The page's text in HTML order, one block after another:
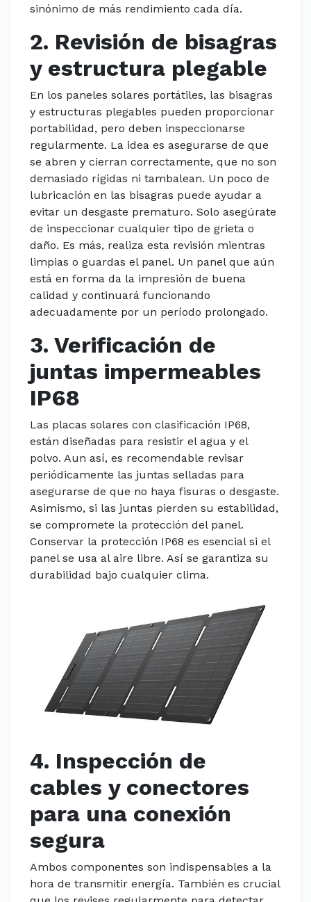
sinónimo de más rendimiento cada día.
2. Revisión de bisagras
y estructura plegable
En los paneles solares portátiles, las bisagras
y estructuras plegables pueden proporcionar
portabilidad, pero deben inspeccionarse
regularmente. La idea es asegurarse de que
se abren y cierran correctamente, que no son
demasiado rígidas ni tambalean. Un poco de
lubricación en las bisagras puede ayudar a
evitar un desgaste prematuro. Solo asegúrate
de inspeccionar cualquier tipo de grieta o
daño. Es más, realiza esta revisión mientras
limpias o guardas el panel. Un panel que aún
está en forma da la impresión de buena
calidad y continuará funcionando
adecuadamente por un período prolongado.
3. Verificación de
juntas impermeables
IP68
Las placas solares con clasificación IP68,
están diseñadas para resistir el agua y el
polvo. Aun así, es recomendable revisar
periódicamente las juntas selladas para
asegurarse de que no haya fisuras o desgaste.
Asimismo, si las juntas pierden su estabilidad,
se compromete la protección del panel.
Conservar la protección IP68 es esencial si el
panel se usa al aire libre. Así se garantiza su
durabilidad bajo cualquier clima.
4. Inspección de
cables y conectores
para una conexión
segura
Ambos componentes son indispensables a la
hora de transmitir energía. También es crucial